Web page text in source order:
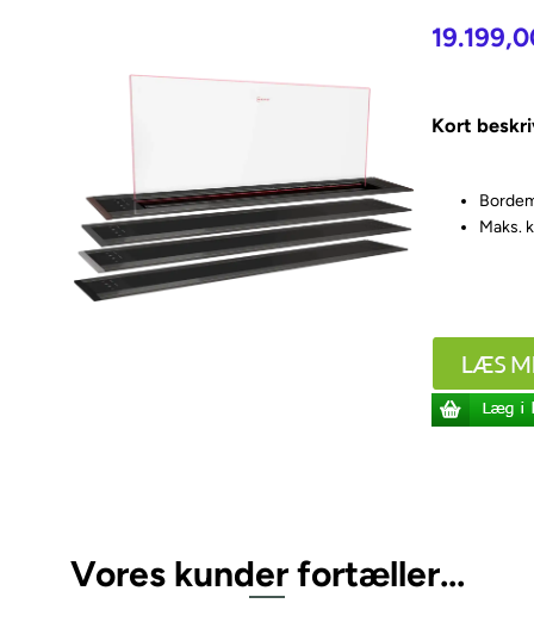
Kort
Maks.
Vores kunder fortæller...